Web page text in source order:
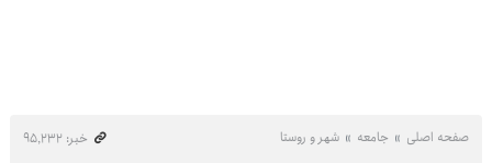
صفحه اصلی جامعه شهر و روستا
خبر: ۹۵٬۲۳۲